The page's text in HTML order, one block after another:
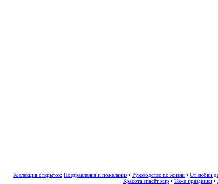
Коллекции открыток: Поздравления и пожелания • Руководство по жизни • От любви
Красота спасёт мир • Тоже праздники •